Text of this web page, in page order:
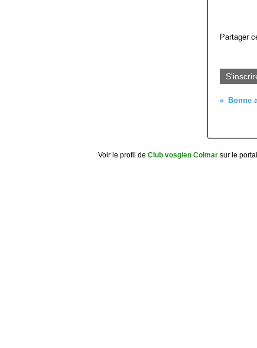
Partager
Bonne
Voir le profil de Club vosgien Colmar sur le